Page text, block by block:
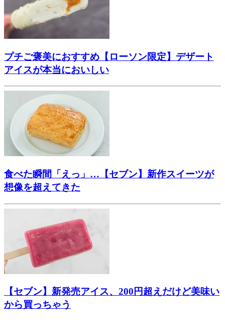
プチご褒美におすすめ【ローソン限定】デザート
アイスが本当においしい
食べた瞬間「えっ」…【セブン】新作スイーツが
想像を超えてきた
【セブン】新発売アイス、200円超えだけど美味い
から買っちゃう